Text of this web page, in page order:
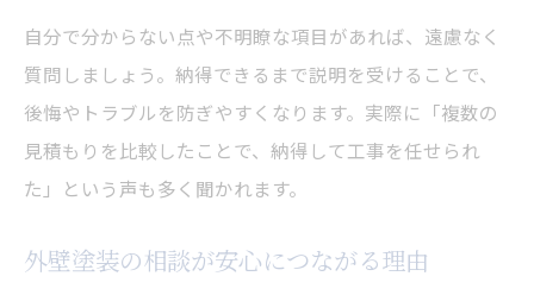
自分で分からない点や不明瞭な項目があれば、遠慮なく
質問しましょう。納得できるまで説明を受けることで、
後悔やトラブルを防ぎやすくなります。実際に「複数の
見積もりを比較したことで、納得して工事を任せられ
た」という声も多く聞かれます。
外壁塗装の相談が安心につながる理由